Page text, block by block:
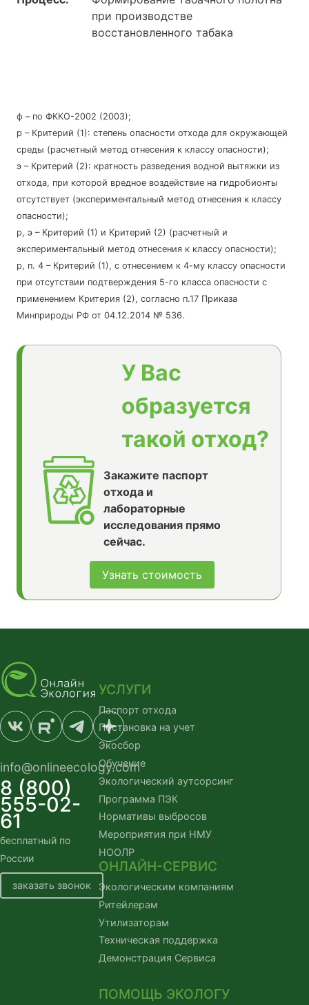
при производстве
восстановленного табака
ф – по ФККО-2002 (2003);
р – Критерий (1): степень опасности отхода для окружающей
среды (расчетный метод отнесения к классу опасности);
э – Критерий (2): кратность разведения водной вытяжки из
отхода, при которой вредное воздействие на гидробионты
отсутствует (экспериментальный метод отнесения к классу
опасности);
р, э – Критерий (1) и Критерий (2) (расчетный и
экспериментальный метод отнесения к классу опасности);
р, п. 4 – Критерий (1), с отнесением к 4-му классу опасности
при отсутствии подтверждения 5-го класса опасности с
применением Критерия (2), согласно п.17 Приказа
Минприроды РФ от 04.12.2014 № 536.
У Вас
образуется
такой отход?
Закажите паспорт
отхода и
лабораторные
исследования прямо
сейчас.
Узнать стоимость
info@onlineecology.com
8 (800)
555-02-
61
бесплатный по
России
заказать звонок
УСЛУГИ
Паспорт отхода
Постановка на учет
Экосбор
Обучение
Экологический аутсорсинг
Программа ПЭК
Нормативы выбросов
Мероприятия при НМУ
НООЛР
ОНЛАЙН-СЕРВИС
Экологическим компаниям
Ритейлерам
Утилизаторам
Техническая поддержка
Демонстрация Сервиса
ПОМОЩЬ ЭКОЛОГУ